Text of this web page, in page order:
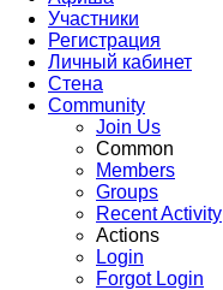
Участники
Регистрация
Личный кабинет
Стена
Community
Join Us
Common
Members
Groups
Recent Activity
Actions
Login
Forgot Login